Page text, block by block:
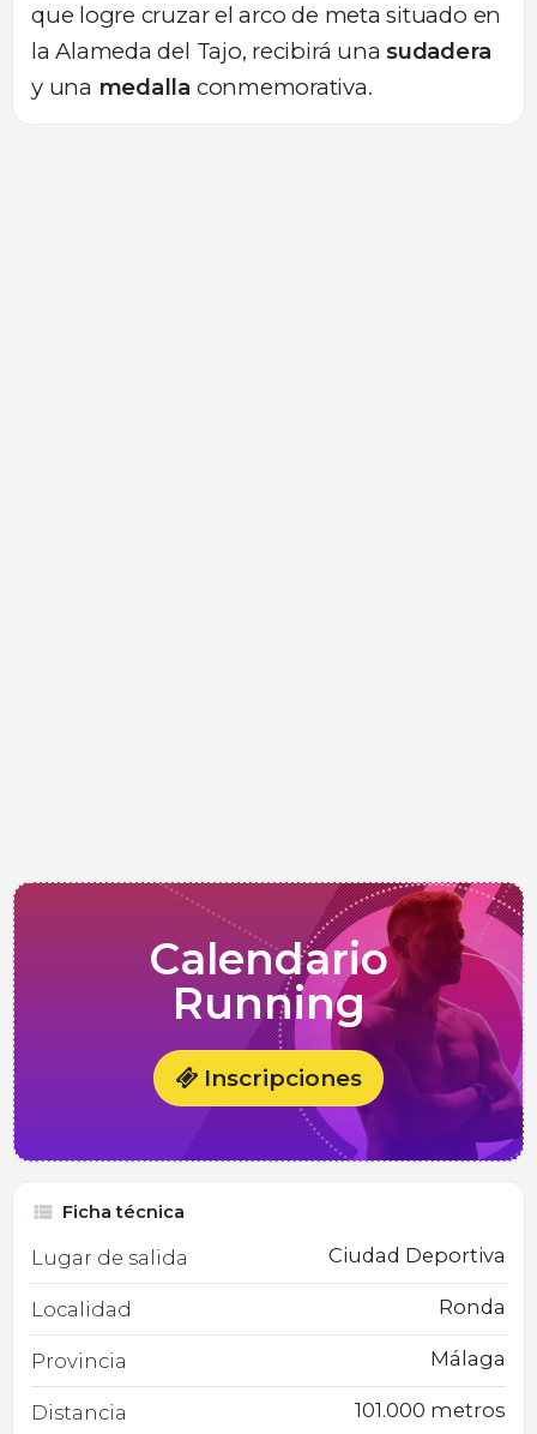
que logre cruzar el arco de meta situado en
la Alameda del Tajo, recibirá unasudadera
y una medalla conmemorativa.
Calendario
Running
Inscripciones
Ficha técnica
Lugar de salida Ciudad Deportiva
Localidad Ronda
Provincia Málaga
Distancia 101.000 metros